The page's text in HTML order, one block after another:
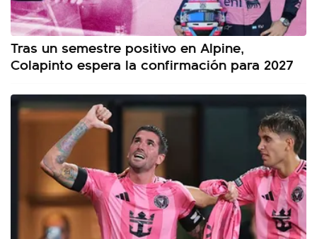
Tras un semestre positivo en Alpine,
Colapinto espera la confirmación para 2027